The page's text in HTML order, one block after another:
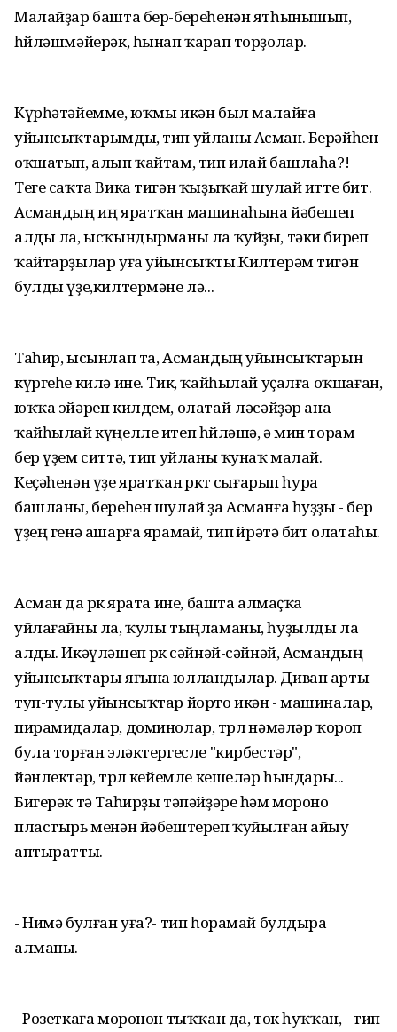
Малайҙар башта бер-береһенән ятһынышып,
һөйләшмәйерәк, һынап ҡарап торҙолар.
Күрһәтәйемме, юҡмы икән был малайға
уйынсыҡтарымды, тип уйланы Асман. Берәйһен
оҡшатып, алып ҡайтам, тип илай башлаһа?!
Теге саҡта Вика тигән ҡыҙыҡай шулай итте бит.
Асмандың иң яратҡан машинаһына йәбешеп
алды ла, ысҡындырманы ла ҡуйҙы, тәки биреп
ҡайтарҙылар уға уйынсыҡты.Килтерәм тигән
булды үҙе,килтермәне лә...
Таһир, ысынлап та, Асмандың уйынсыҡтарын
күргеһе килә ине. Тик, ҡайһылай уҫалға оҡшаған,
юҡҡа эйәреп килдем, олатай-өләсәйҙәр ана
ҡайһылай күңелле итеп һөйләшә, ә мин торам
бер үҙем ситтә, тип уйланы ҡунаҡ малай.
Кеҫәһенән үҙе яратҡан өрөктө сығарып һура
башланы, береһен шулай ҙа Асманға һуҙҙы - бер
үҙең генә ашарға ярамай, тип өйрәтә бит олатаһы.
Асман да өрөк ярата ине, башта алмаҫҡа
уйлағайны ла, ҡулы тыңламаны, һуҙылды ла
алды. Икәүләшеп өрөк сәйнәй-сәйнәй, Асмандың
уйынсыҡтары яғына юлландылар. Диван арты
туп-тулы уйынсыҡтар йорто икән - машиналар,
пирамидалар, доминолар, төрлө нәмәләр ҡороп
була торған эләктергесле "кирбестәр",
йәнлектәр, төрлө кейемле кешеләр һындары...
Бигерәк тә Таһирҙы тәпәйҙәре һәм мороно
пластырь менән йәбештереп ҡуйылған айыу
аптыратты.
- Нимә булған уға?- тип һорамай булдыра
алманы.
- Розеткаға моронон тыҡҡан да, ток һуҡҡан, - тип